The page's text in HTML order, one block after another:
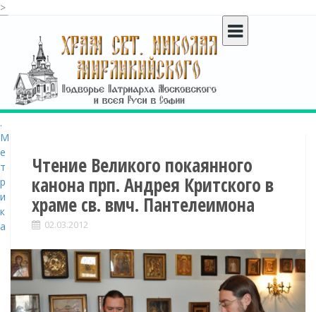
>
c
o
n
t
e
n
t
Чтение Великого покаянного
канона прп. Андрея Критского в
храме св. вмч. Пантелеимона
02.03.2012